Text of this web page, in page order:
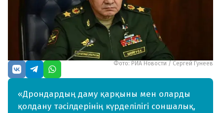
Фото: РИА Новости / Сергей Гунеев
«Дрондардың даму қарқыны мен оларды
қолдану тәсілдерінің күрделілігі соншалық,